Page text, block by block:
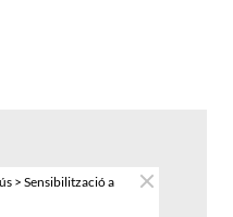
> Sensibilització a